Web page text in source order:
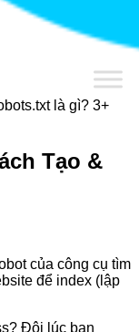
là gì? 3+
Tạo &
của công cụ tìm
để index (lập
Đôi lúc bạn